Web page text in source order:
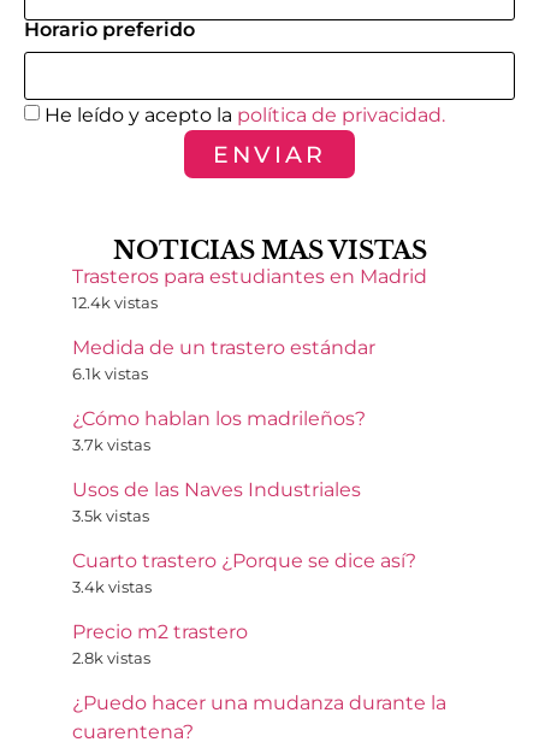
Horario preferido
He leído y acepto la política de privacidad.
ENVIAR
NOTICIAS MAS VISTAS
Trasteros para estudiantes en Madrid
12.4k vistas
Medida de un trastero estándar
6.1k vistas
¿Cómo hablan los madrileños?
3.7k vistas
Usos de las Naves Industriales
3.5k vistas
Cuarto trastero ¿Porque se dice así?
3.4k vistas
Precio m2 trastero
2.8k vistas
¿Puedo hacer una mudanza durante la
cuarentena?